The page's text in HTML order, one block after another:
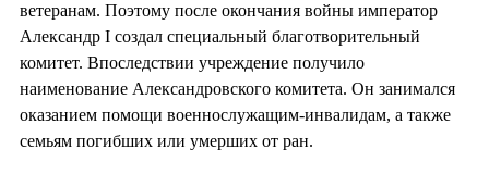
ветеранам. Поэтому после окончания войны император
Александр I создал специальный благотворительный
комитет. Впоследствии учреждение получило
наименование Александровского комитета. Он занимался
оказанием помощи военнослужащим-инвалидам, а также
семьям погибших или умерших от ран.